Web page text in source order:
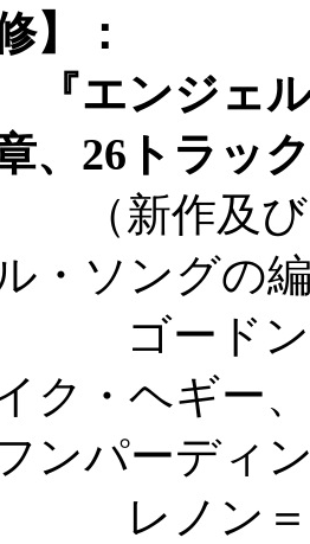
】：
『エンジェ
、26トラッ
（新作及び
・ソングの
ゴードン・
ク・ヘギー
ンパーディ
レノン＝マ